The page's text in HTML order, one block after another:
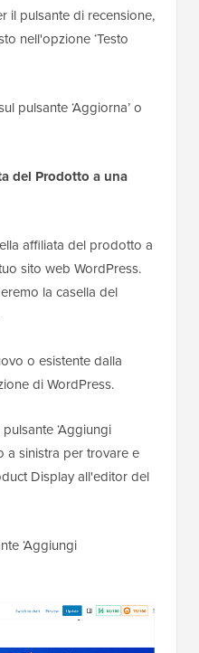
il pulsante di recensione,
nell'opzione ‘Testo
pulsante ‘Aggiorna’ o
del Prodotto a una
affiliata del prodotto a
sito web WordPress.
la casella del
o esistente dalla
di WordPress.
‘Aggiungi
a sinistra per trovare e
Display all'editor del
‘Aggiungi